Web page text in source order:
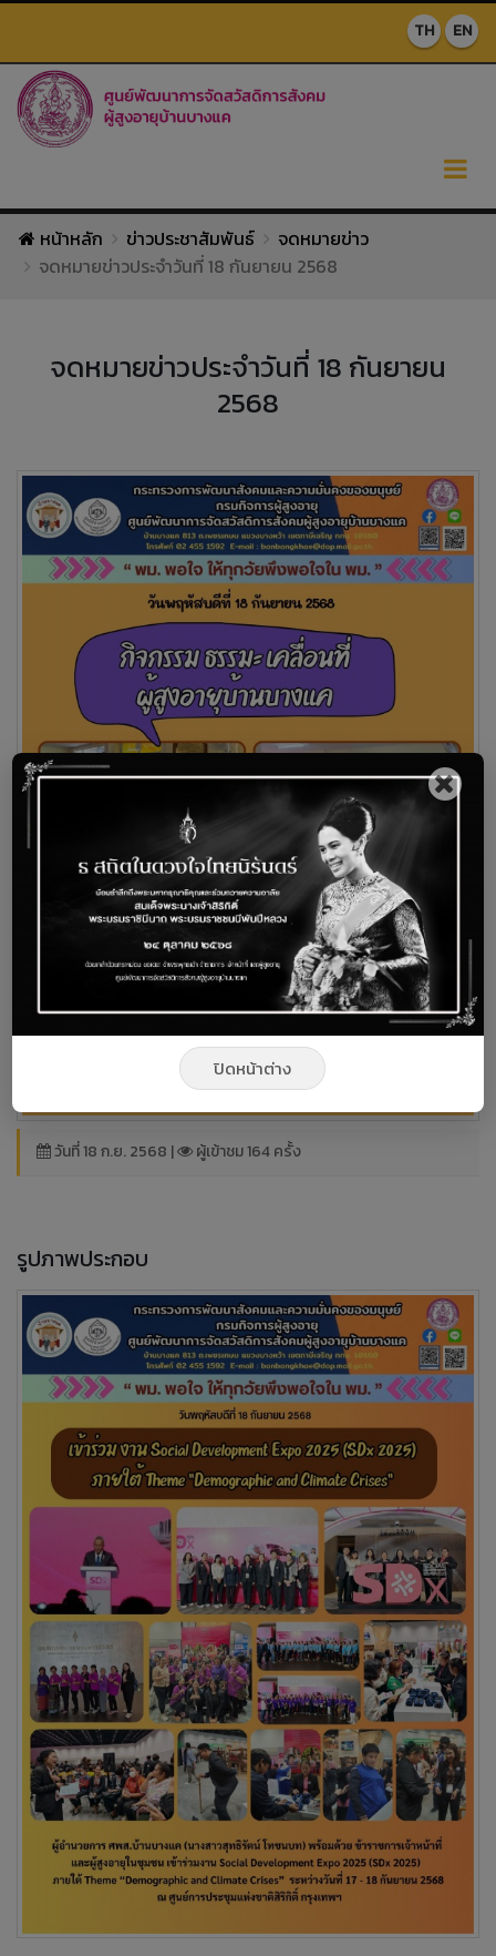
TH EN
หน้าหลัก ข่าวประชาสัมพันธ์
จดหมายข่าว
จดหมายข่าวประจำวันที่ 18 กันยายน 2568
จดหมายข่าวประจำวันที่ 18 กันยายน
2568
วันที่ 18 ก.ย. 2568 | ผู้เข้าชม 164 ครั้ง
รูปภาพประกอบ
ปิดหน้าต่าง